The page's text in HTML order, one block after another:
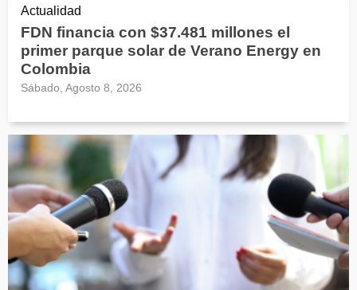
Actualidad
FDN financia con $37.481 millones el
primer parque solar de Verano Energy en
Colombia
Sábado, Agosto 8, 2026